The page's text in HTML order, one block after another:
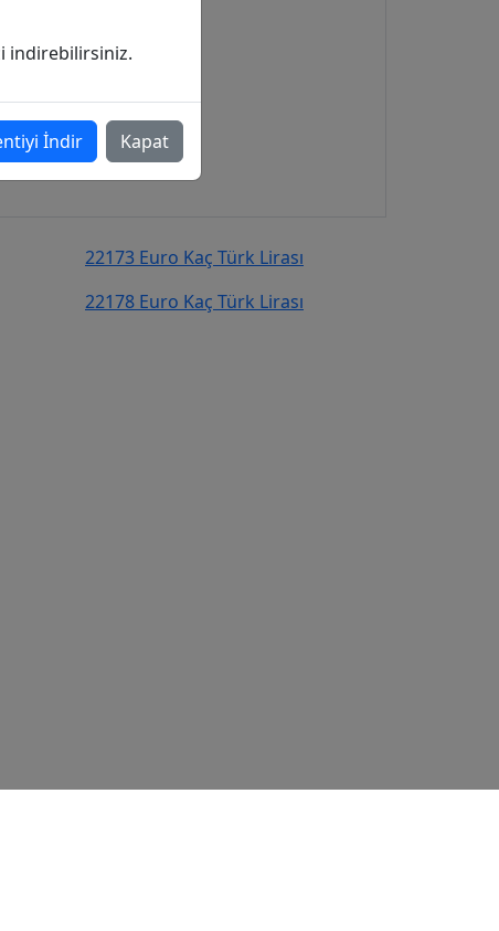
22173 Euro Kaç Türk Lirası
22178 Euro Kaç Türk Lirası
indirebilirsiniz.
İndir Kapat